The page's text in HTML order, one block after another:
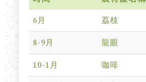
6月 荔枝
8-9月 龍眼
10-1月 咖啡